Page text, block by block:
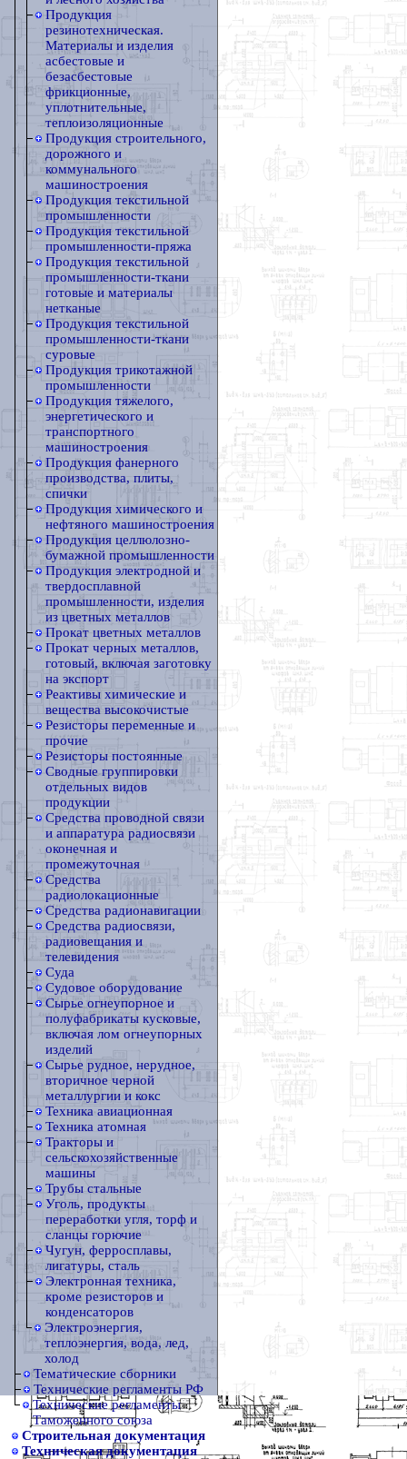
Продукция
резинотехническая.
Материалы и изделия
асбестовые и
безасбестовые
фрикционные,
уплотнительные,
теплоизоляционные
Продукция строительного,
дорожного и
коммунального
машиностроения
Продукция текстильной
промышленности
Продукция текстильной
промышленности-пряжа
Продукция текстильной
промышленности-ткани
готовые и материалы
нетканые
Продукция текстильной
промышленности-ткани
суровые
Продукция трикотажной
промышленности
Продукция тяжелого,
энергетического и
транспортного
машиностроения
Продукция фанерного
производства, плиты,
спички
Продукция химического и
нефтяного машиностроения
Продукция целлюлозно-
бумажной промышленности
Продукция электродной и
твердосплавной
промышленности, изделия
из цветных металлов
Прокат цветных металлов
Прокат черных металлов,
готовый, включая заготовку
на экспорт
Реактивы химические и
вещества высокочистые
Резисторы переменные и
прочие
Резисторы постоянные
Сводные группировки
отдельных видов
продукции
Средства проводной связи
и аппаратура радиосвязи
оконечная и
промежуточная
Средства
радиолокационные
Средства радионавигации
Средства радиосвязи,
радиовещания и
телевидения
Суда
Судовое оборудование
Сырье огнеупорное и
полуфабрикаты кусковые,
включая лом огнеупорных
изделий
Сырье рудное, нерудное,
вторичное черной
металлургии и кокс
Техника авиационная
Техника атомная
Тракторы и
сельскохозяйственные
машины
Трубы стальные
Уголь, продукты
переработки угля, торф и
сланцы горючие
Чугун, ферросплавы,
лигатуры, сталь
Электронная техника,
кроме резисторов и
конденсаторов
Электроэнергия,
теплоэнергия, вода, лед,
холод
Тематические сборники
Технические регламенты РФ
Технические регламенты
Таможенного союза
Строительная документация
Техническая документация